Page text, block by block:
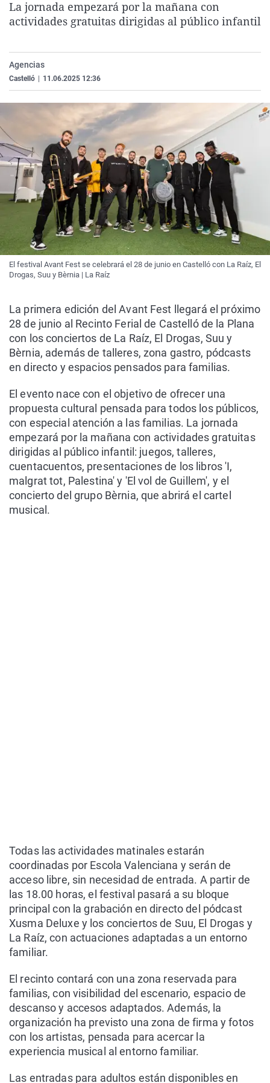
La rosa de los vientos
Gente viajera
Como el perro y el
Caso
Retornados
Equipo de
Extremadura
Galicia
La Rioja
País Vasco
Virales
Televisión
Elecciones
La jornada empezará por la mañana con
actividades gratuitas dirigidas al público infantil
Agencias
Castelló 11.06.2025 12:36
El festival Avant Fest se celebrará el 28 de junio en Castelló con La Raíz, El
Drogas, Suu y Bèrnia | La Raíz
La primera edición del Avant Fest llegará el próximo
28 de junio al Recinto Ferial de Castelló de la Plana
con los conciertos de La Raíz, El Drogas, Suu y
Bèrnia, además de talleres, zona gastro, pódcasts
en directo y espacios pensados para familias.
El evento nace con el objetivo de ofrecer una
propuesta cultural pensada para todos los públicos,
con especial atención a las familias. La jornada
empezará por la mañana con actividades gratuitas
dirigidas al público infantil: juegos, talleres,
cuentacuentos, presentaciones de los libros 'I,
malgrat tot, Palestina' y 'El vol de Guillem', y el
concierto del grupo Bèrnia, que abrirá el cartel
musical.
Todas las actividades matinales estarán
coordinadas por Escola Valenciana y serán de
acceso libre, sin necesidad de entrada. A partir de
las 18.00 horas, el festival pasará a su bloque
principal con la grabación en directo del pódcast
Xusma Deluxe y los conciertos de Suu, El Drogas y
La Raíz, con actuaciones adaptadas a un entorno
familiar.
El recinto contará con una zona reservada para
familias, con visibilidad del escenario, espacio de
descanso y accesos adaptados. Además, la
organización ha previsto una zona de firma y fotos
con los artistas, pensada para acercar la
experiencia musical al entorno familiar.
Las entradas para adultos están disponibles en